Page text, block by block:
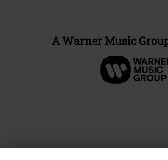
A Warner Music